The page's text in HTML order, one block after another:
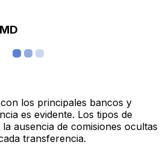
los principales bancos y
es evidente. Los tipos de
ausencia de comisiones ocultas
transferencia.